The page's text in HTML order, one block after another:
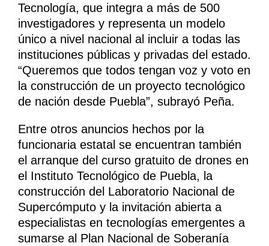
Tecnología, que integra a más de 500
investigadores y representa un modelo
único a nivel nacional al incluir a todas las
instituciones públicas y privadas del estado.
“Queremos que todos tengan voz y voto en
la construcción de un proyecto tecnológico
de nación desde Puebla”, subrayó Peña.
Entre otros anuncios hechos por la
funcionaria estatal se encuentran también
el arranque del curso gratuito de drones en
el Instituto Tecnológico de Puebla, la
construcción del Laboratorio Nacional de
Supercómputo y la invitación abierta a
especialistas en tecnologías emergentes a
sumarse al Plan Nacional de Soberanía